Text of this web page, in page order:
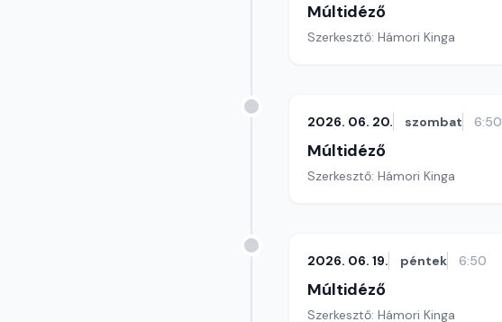
Múltidéző
Szerkesztő: Hámori Kinga
2026. 06. 20. szombat 6:50
Múltidéző
Szerkesztő: Hámori Kinga
2026. 06. 19. péntek 6:50
Múltidéző
Szerkesztő: Hámori Kinga